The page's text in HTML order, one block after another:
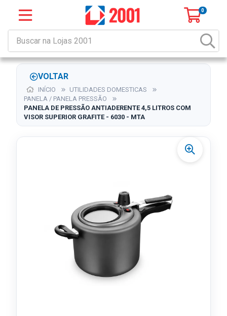
0
VOLTAR
INÍCIO
UTILIDADES DOMESTICAS
PANELA / PANELA PRESSÃO
PANELA DE PRESSÃO ANTIADERENTE 4,5 LITROS COM
VISOR SUPERIOR GRAFITE - 6030 - MTA